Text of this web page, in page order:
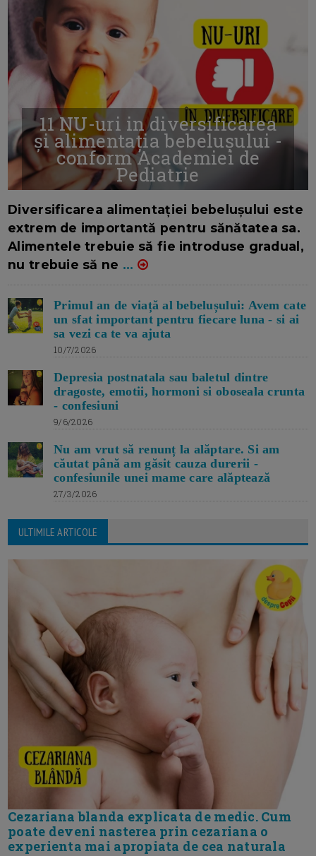
11 NU-uri in diversificarea
și alimentația bebelușului -
conform Academiei de
Pediatrie
Diversificarea alimentației bebelușului este
extrem de importantă pentru sănătatea sa.
Alimentele trebuie să fie introduse gradual,
nu trebuie să ne ...
Primul an de viață al bebelușului: Avem cate
un sfat important pentru fiecare luna - si ai
sa vezi ca te va ajuta
10/7/2026
Depresia postnatala sau baletul dintre
dragoste, emotii, hormoni si oboseala crunta
- confesiuni
9/6/2026
Nu am vrut să renunț la alăptare. Si am
căutat până am găsit cauza durerii -
confesiunile unei mame care alăptează
27/3/2026
ULTIMILE ARTICOLE
Cezariana blanda explicata de medic. Cum
poate deveni nasterea prin cezariana o
experienta mai apropiata de cea naturala